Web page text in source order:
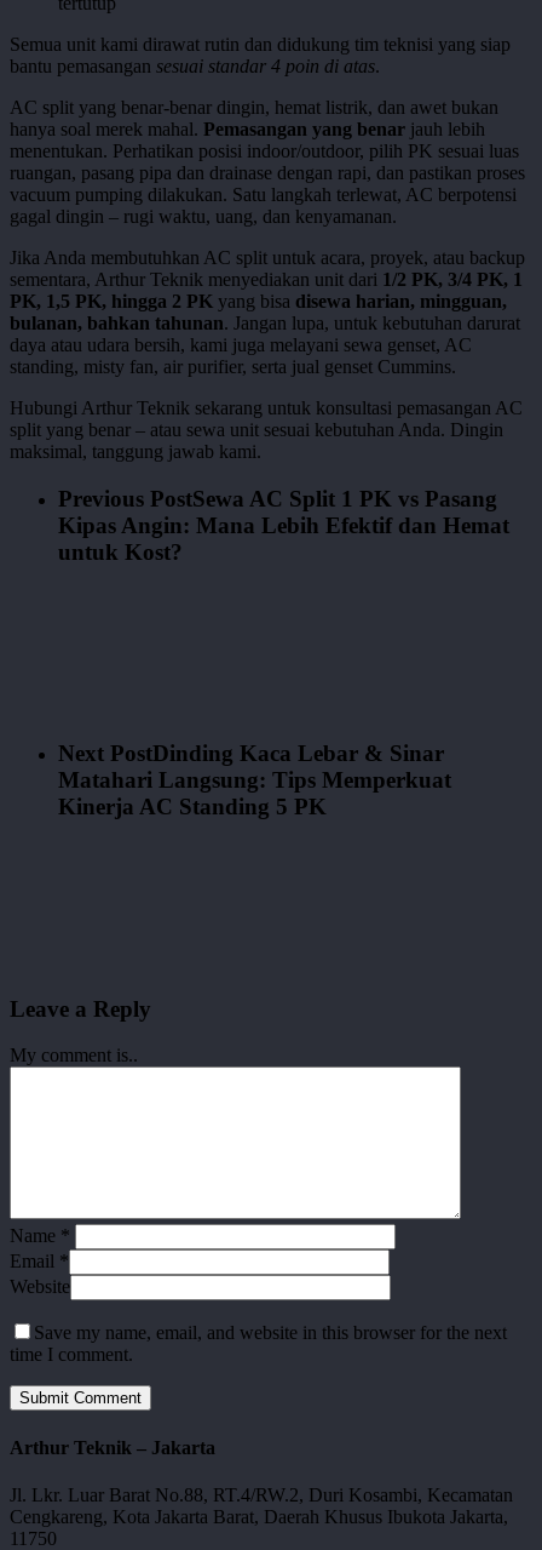
Semua unit kami dirawat rutin dan didukung tim teknisi yang siap
bantu pemasangan sesuai standar 4 poin di atas.
AC split yang benar-benar dingin, hemat listrik, dan awet bukan
hanya soal merek mahal. Pemasangan yang benar jauh lebih
menentukan. Perhatikan posisi indoor/outdoor, pilih PK sesuai luas
ruangan, pasang pipa dan drainase dengan rapi, dan pastikan proses
vacuum pumping dilakukan. Satu langkah terlewat, AC berpotensi
gagal dingin – rugi waktu, uang, dan kenyamanan.
Jika Anda membutuhkan AC split untuk acara, proyek, atau backup
sementara, Arthur Teknik menyediakan unit dari 1/2 PK, 3/4 PK, 1
PK, 1,5 PK, hingga 2 PK yang bisa disewa harian, mingguan,
bulanan, bahkan tahunan. Jangan lupa, untuk kebutuhan darurat
daya atau udara bersih, kami juga melayani sewa genset, AC
standing, misty fan, air purifier, serta jual genset Cummins.
Hubungi Arthur Teknik sekarang untuk konsultasi pemasangan AC
split yang benar – atau sewa unit sesuai kebutuhan Anda. Dingin
maksimal, tanggung jawab kami.
Previous PostSewa AC Split 1 PK vs Pasang
Kipas Angin: Mana Lebih Efektif dan Hemat
untuk Kost?
Next PostDinding Kaca Lebar & Sinar
Matahari Langsung: Tips Memperkuat
Kinerja AC Standing 5 PK
Leave a Reply
My comment is..
Name *
Email *
Website
Save my name, email, and website in this browser for the next
time I comment.
Arthur Teknik – Jakarta
Jl. Lkr. Luar Barat No.88, RT.4/RW.2, Duri Kosambi, Kecamatan
Cengkareng, Kota Jakarta Barat, Daerah Khusus Ibukota Jakarta,
11750